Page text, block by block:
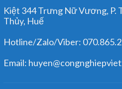
Kiệt 344 Trưng Nữ Vương,
Thủy, Huế
Hotline/Zalo/Viber:
Email: